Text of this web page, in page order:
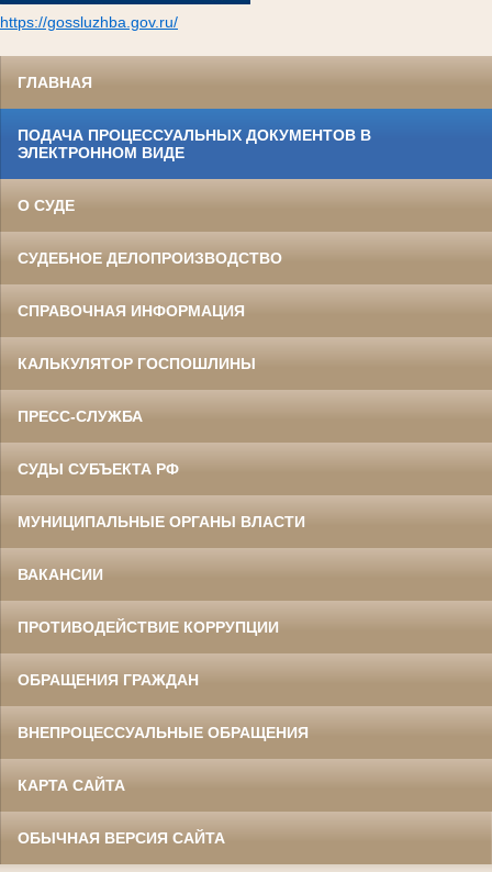
https://gossluzhba.gov.ru/
ГЛАВНАЯ
ПОДАЧА ПРОЦЕССУАЛЬНЫХ ДОКУМЕНТОВ В
ЭЛЕКТРОННОМ ВИДЕ
О СУДЕ
СУДЕБНОЕ ДЕЛОПРОИЗВОДСТВО
СПРАВОЧНАЯ ИНФОРМАЦИЯ
КАЛЬКУЛЯТОР ГОСПОШЛИНЫ
ПРЕСС-СЛУЖБА
СУДЫ СУБЪЕКТА РФ
МУНИЦИПАЛЬНЫЕ ОРГАНЫ ВЛАСТИ
ВАКАНСИИ
ПРОТИВОДЕЙСТВИЕ КОРРУПЦИИ
ОБРАЩЕНИЯ ГРАЖДАН
ВНЕПРОЦЕССУАЛЬНЫЕ ОБРАЩЕНИЯ
КАРТА САЙТА
ОБЫЧНАЯ ВЕРСИЯ САЙТА